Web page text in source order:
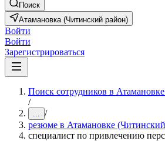
Поиск
Атамановка (Читинский район)
Войти
Войти
Зарегистрироваться
Поиск сотрудников в
/
... /
резюме в Атамановке
специалист по привлечению